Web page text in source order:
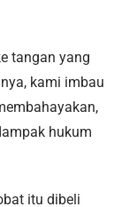
tangan yang
kami imbau
hukum
itu dibeli